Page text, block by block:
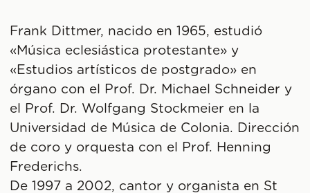
Frank Dittmer, nacido en 1965, estudió
«Música eclesiástica protestante» y
«Estudios artísticos de postgrado» en
órgano con el Prof. Dr. Michael Schneider y
el Prof. Dr. Wolfgang Stockmeier en la
Universidad de Música de Colonia. Dirección
de coro y orquesta con el Prof. Henning
Frederichs.
De 1997 a 2002, cantor y organista en St